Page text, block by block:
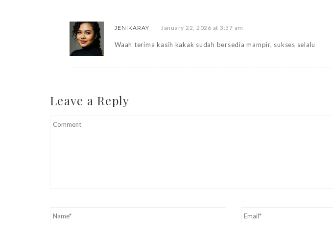
JENIKARAY January 22, 2026 at 3:57 am
Waah terima kasih kakak sudah bersedia mampir, sukses selalu
Leave a Reply